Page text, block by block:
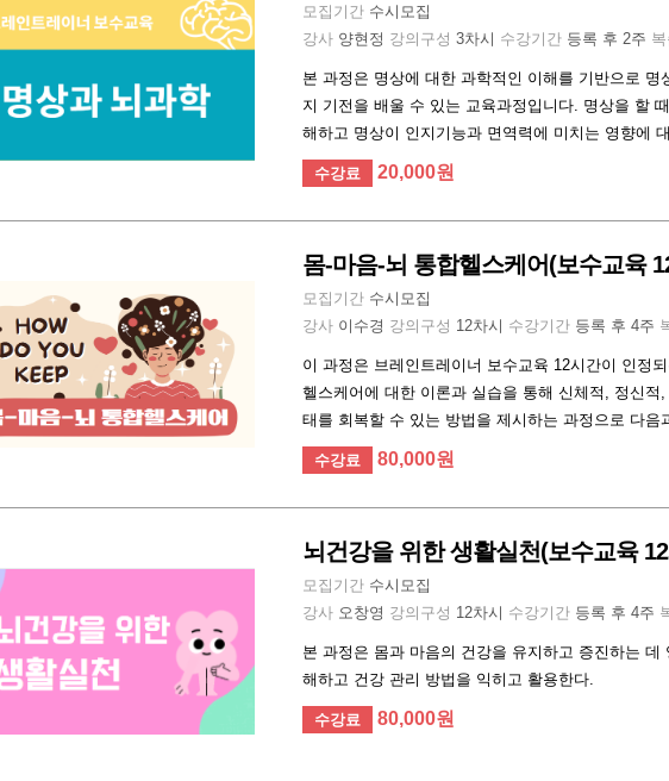
모집기간 수시모집
강사 양현정 강의구성 3차시 수강기간 등록 후 2주
본 과정은 명상에 대한 과학적인 이해를 기반으로 명
지 기전을 배울 수 있는 교육과정입니다. 명상을 할
해하고 명상이 인지기능과 면역력에 미치는 영향에
수강료 20,000원
몸-마음-뇌 통합헬스케어(보수교육
모집기간 수시모집
강사 이수경 강의구성 12차시 수강기간 등록 후 4주
이 과정은 브레인트레이너 보수교육 12시간이 인정
헬스케어에 대한 이론과 실습을 통해 신체적, 정신적
태를 회복할 수 있는 방법을 제시하는 과정으로 다음
수강료 80,000원
뇌건강을 위한 생활실천(보수교육
모집기간 수시모집
강사 오창영 강의구성 12차시 수강기간 등록 후 4주
본 과정은 몸과 마음의 건강을 유지하고 증진하는 데
해하고 건강 관리 방법을 익히고 활용한다.
수강료 80,000원